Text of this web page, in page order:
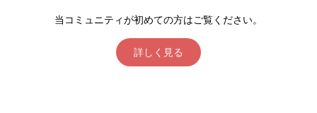
当コミュニティが初めての方はご覧ください。
詳しく見る